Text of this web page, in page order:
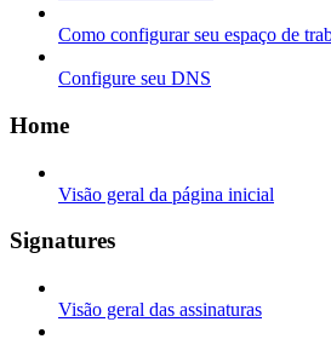
Como configurar seu espaço de
Configure seu DNS
Home
Visão geral da página inicial
Signatures
Visão geral das assinaturas